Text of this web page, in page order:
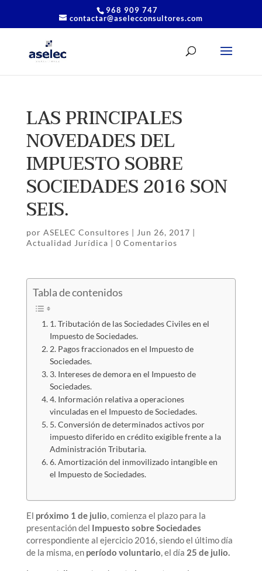
968 909 747
contactar@aselecconsultores.com
LAS PRINCIPALES
NOVEDADES DEL
IMPUESTO SOBRE
SOCIEDADES 2016 SON
SEIS.
por ASELEC Consultores | Jun 26, 2017 |
Actualidad Jurídica | 0 Comentarios
Tabla de contenidos
1. Tributación de las Sociedades Civiles en el
Impuesto de Sociedades.
2. Pagos fraccionados en el Impuesto de
Sociedades.
3. Intereses de demora en el Impuesto de
Sociedades.
4. Información relativa a operaciones
vinculadas en el Impuesto de Sociedades.
5. Conversión de determinados activos por
impuesto diferido en crédito exigible frente a la
Administración Tributaria.
6. Amortización del inmovilizado intangible en
el Impuesto de Sociedades.
El próximo 1 de julio, comienza el plazo para la
presentación del Impuesto sobre Sociedades
correspondiente al ejercicio 2016, siendo el último día
de la misma, en período voluntario, el día 25 de julio.